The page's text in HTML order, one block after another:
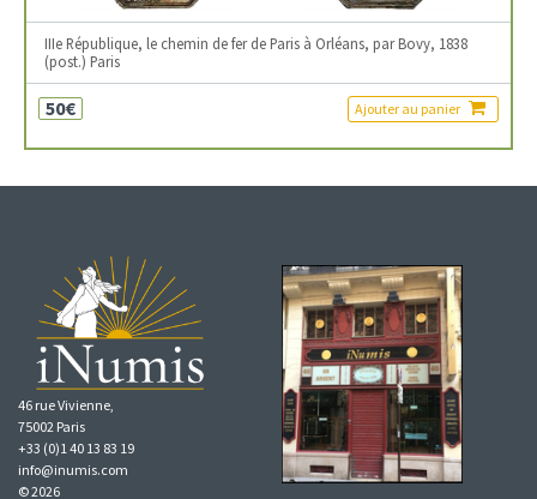
IIIe République, le chemin de fer de Paris à Orléans, par Bovy, 1838
(post.) Paris
50€ Ajouter au panier
46 rue Vivienne,
75002 Paris
+33 (0)1 40 13 83 19
info@inumis.com
© 2026